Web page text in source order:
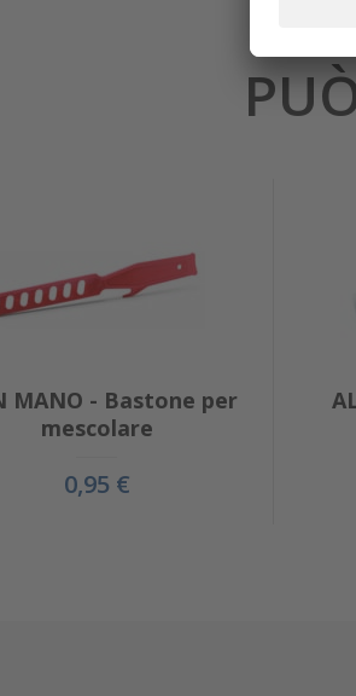
MANO - Bastone per
mescolare
0,95 €